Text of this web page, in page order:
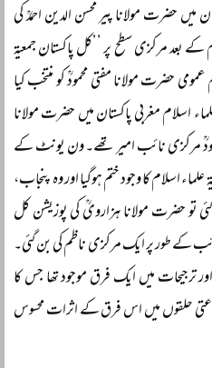
میں حضرت مولانا پیر محسن الدین احمدؒ کی
کے بعد مرکزی سطح پر ’’کل پاکستان جمعیۃ
حضرت مولانا مفتی محمودؒ کو منتخب کیا
اسلام مغربی پاکستان میں حضرت مولانا
مرکزی نائب امیر تھے۔ ون یونٹ کے
اسلام کا وجود ختم ہوگیا اور وہ پنجاب،
تو حضرت مولانا ہزارویؒ کی پوزیشن کل
کے طور پر ایک مرکزی ناظم کی بن گئی۔
ترجیحات میں ایک فرق موجود تھا جس کا
حلقوں میں اس فرق کے اثرات محسوس